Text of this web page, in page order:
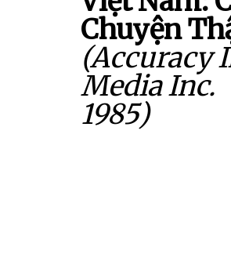
Chuyện
(Accuracy
Media Inc.
1985)